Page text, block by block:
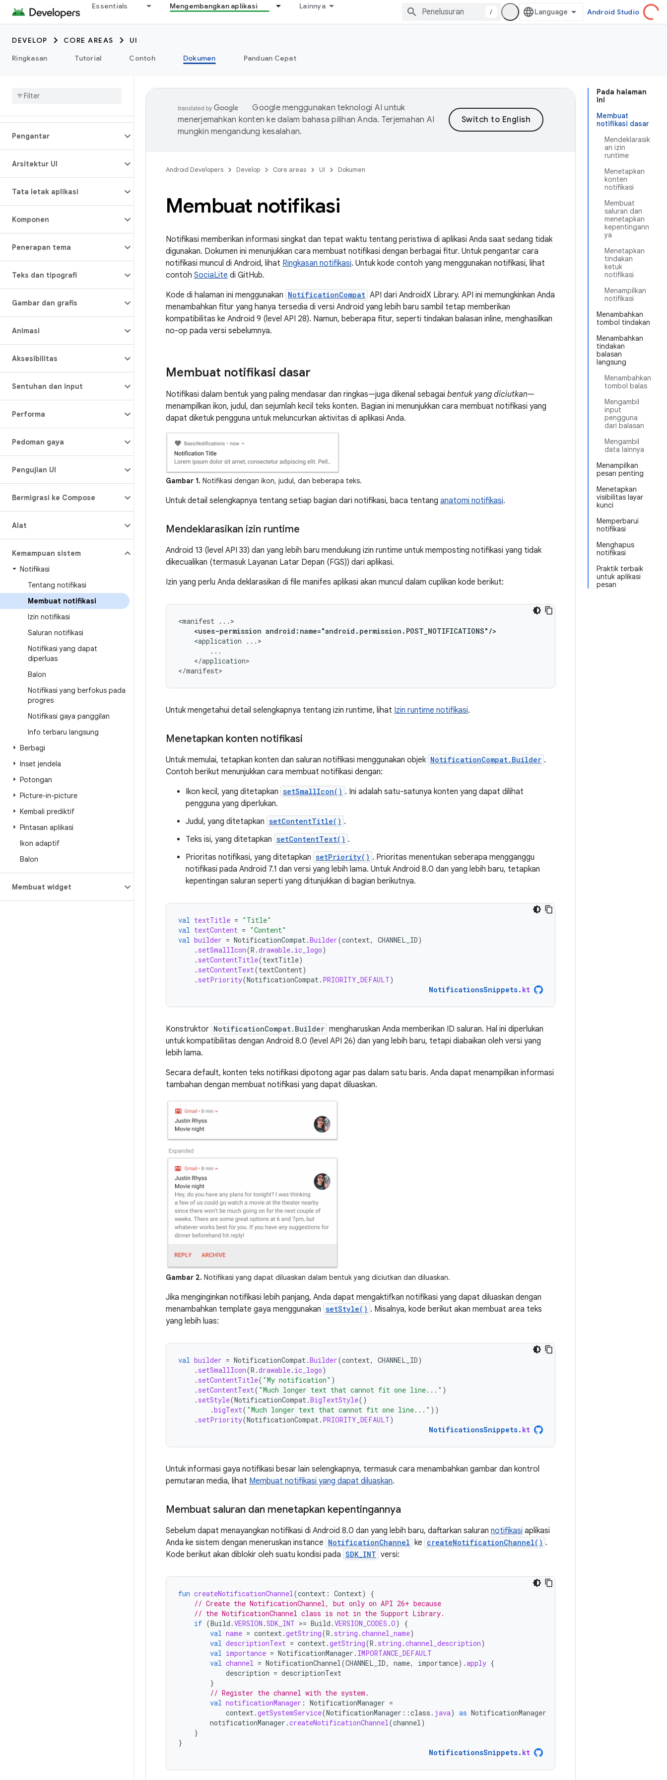
Essentials Mengembangkan aplikasi Lainnya
/ Android Studio
DEVELOP CORE AREAS
UI
Ringkasan
Tutorial Contoh Dokumen Panduan Cepat
Pengantar
Arsitektur UI
Tata letak aplikasi
Komponen
Penerapan tema
Teks dan tipografi
Gambar dan grafis
Animasi
Aksesibilitas
Sentuhan dan input
Performa
Pedoman gaya
Pengujian UI
Bermigrasi ke Compose
Alat
Kemampuan sistem
Notifikasi
Tentang notifikasi
Membuat notifikasi
Izin notifikasi
Saluran notifikasi
Notifikasi yang dapat
diperluas
Balon
Notifikasi yang berfokus pada
progres
Notifikasi gaya panggilan
Info terbaru langsung
Berbagi
Inset jendela
Potongan
Picture-in-picture
Kembali prediktif
Pintasan aplikasi
Ikon adaptif
Balon
Membuat widget
Pada halaman
ini
Membuat
notifikasi dasar
Mendeklarasik
an izin
runtime
Menetapkan
konten
notifikasi
Membuat
saluran dan
menetapkan
kepentingann
ya
Menetapkan
tindakan
ketuk
notifikasi
Menampilkan
notifikasi
Menambahkan
tombol tindakan
Menambahkan
tindakan
balasan
langsung
Menambahkan
tombol balas
Mengambil
input
pengguna
dari balasan
Mengambil
data lainnya
Menampilkan
pesan penting
Menetapkan
visibilitas layar
kunci
Memperbarui
notifikasi
Menghapus
notifikasi
Praktik terbaik
untuk aplikasi
pesan
Google menggunakan teknologi AI untuk
menerjemahkan konten ke dalam bahasa pilihan Anda. Terjemahan AI
mungkin mengandung kesalahan.
Android Developers Develop Core areas UI Dokumen
Membuat notifikasi
Notifikasi memberikan informasi singkat dan tepat waktu tentang peristiwa di aplikasi Anda saat sedang tidak
digunakan. Dokumen ini menunjukkan cara membuat notifikasi dengan berbagai fitur. Untuk pengantar cara
notifikasi muncul di Android, lihat Ringkasan notifikasi. Untuk kode contoh yang menggunakan notifikasi, lihat
contoh SociaLite di GitHub.
Kode di halaman ini menggunakan NotificationCompat API dari AndroidX Library. API ini memungkinkan Anda
menambahkan fitur yang hanya tersedia di versi Android yang lebih baru sambil tetap memberikan
kompatibilitas ke Android 9 (level API 28). Namun, beberapa fitur, seperti tindakan balasan inline, menghasilkan
no-op pada versi sebelumnya.
Membuat notifikasi dasar
Notifikasi dalam bentuk yang paling mendasar dan ringkas—juga dikenal sebagai bentuk yang diciutkan—
menampilkan ikon, judul, dan sejumlah kecil teks konten. Bagian ini menunjukkan cara membuat notifikasi yang
dapat diketuk pengguna untuk meluncurkan aktivitas di aplikasi Anda.
Gambar 1. Notifikasi dengan ikon, judul, dan beberapa teks.
Untuk detail selengkapnya tentang setiap bagian dari notifikasi, baca tentang anatomi notifikasi.
Mendeklarasikan izin runtime
Android 13 (level API 33) dan yang lebih baru mendukung izin runtime untuk memposting notifikasi yang tidak
dikecualikan (termasuk Layanan Latar Depan (FGS)) dari aplikasi.
Izin yang perlu Anda deklarasikan di file manifes aplikasi akan muncul dalam cuplikan kode berikut:
<manifest
<uses-permission android:name="android.permission.POST_NOTIFICATIONS"/>
<application
</application>
</manifest>
Untuk mengetahui detail selengkapnya tentang izin runtime, lihat Izin runtime notifikasi.
Menetapkan konten notifikasi
Untuk memulai, tetapkan konten dan saluran notifikasi menggunakan objek NotificationCompat.Builder .
Contoh berikut menunjukkan cara membuat notifikasi dengan:
Ikon kecil, yang ditetapkan setSmallIcon() . Ini adalah satu-satunya konten yang dapat dilihat
pengguna yang diperlukan.
Judul, yang ditetapkan setContentTitle() .
Teks isi, yang ditetapkan setContentText() .
Prioritas notifikasi, yang ditetapkan setPriority() . Prioritas menentukan seberapa mengganggu
notifikasi pada Android 7.1 dan versi yang lebih lama. Untuk Android 8.0 dan yang lebih baru, tetapkan
kepentingan saluran seperti yang ditunjukkan di bagian berikutnya.
val textTitle = "Title"
val textContent = "Content"
val builder = NotificationCompat .Builder(context, CHANNEL_ID)
. setSmallIcon(R .drawable. ic_logo)
. setContentTitle(textTitle)
. setContentText(textContent)
. setPriority(NotificationCompat . PRIORITY_DEFAULT)
NotificationsSnippets. kt
Konstruktor NotificationCompat.Builder mengharuskan Anda memberikan ID saluran. Hal ini diperlukan
untuk kompatibilitas dengan Android 8.0 (level API 26) dan yang lebih baru, tetapi diabaikan oleh versi yang
lebih lama.
Secara default, konten teks notifikasi dipotong agar pas dalam satu baris. Anda dapat menampilkan informasi
tambahan dengan membuat notifikasi yang dapat diluaskan.
Gambar 2. Notifikasi yang dapat diluaskan dalam bentuk yang diciutkan dan diluaskan.
Jika menginginkan notifikasi lebih panjang, Anda dapat mengaktifkan notifikasi yang dapat diluaskan dengan
menambahkan template gaya menggunakan setStyle() . Misalnya, kode berikut akan membuat area teks
yang lebih luas:
val builder = NotificationCompat.Builder(context, CHANNEL_ID)
. setSmallIcon(R .drawable. ic_logo)
. setContentTitle( "My notification" )
. setContentText( "Much longer text that cannot fit one line..." )
. setStyle(NotificationCompat.BigTextStyle()
.bigText( "Much longer text that cannot fit one line..." ))
. setPriority(NotificationCompat. PRIORITY_DEFAULT)
NotificationsSnippets. kt
Untuk informasi gaya notifikasi besar lain selengkapnya, termasuk cara menambahkan gambar dan kontrol
pemutaran media, lihat Membuat notifikasi yang dapat diluaskan.
Membuat saluran dan menetapkan kepentingannya
Sebelum dapat menayangkan notifikasi di Android 8.0 dan yang lebih baru, daftarkan saluran notifikasi aplikasi
Anda ke sistem dengan meneruskan instance NotificationChannel ke createNotificationChannel() .
Kode berikut akan diblokir oleh suatu kondisi pada SDK_INT versi:
fun createNotificationChannel(context : Context)
{
// Create the NotificationChannel, but only on API 26+ because
// the NotificationChannel class is not in the Support Library.
if (Build .VERSION .SDK_INT >= Build .VERSION_CODES .O)
{
val name = context.getString(R . string .channel_name)
val descriptionText = context.getString(R . string .channel_description)
val importance = NotificationManager . IMPORTANCE_DEFAULT
val channel = NotificationChannel(CHANNEL_ID, name, importance).apply {
description = descriptionText
}
// Register the channel with the system.
val notificationManager : NotificationManager =
context.getSystemService(NotificationManager ::class . java) as NotificationManager
notificationManager .createNotificationChannel(channel)
}
}
NotificationsSnippets. kt